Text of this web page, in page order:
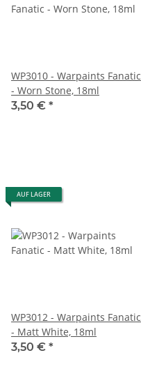
WP3010 - Warpaints Fanatic
- Worn Stone, 18ml
3,50 € *
AUF LAGER
WP3012 - Warpaints Fanatic
- Matt White, 18ml
3,50 € *